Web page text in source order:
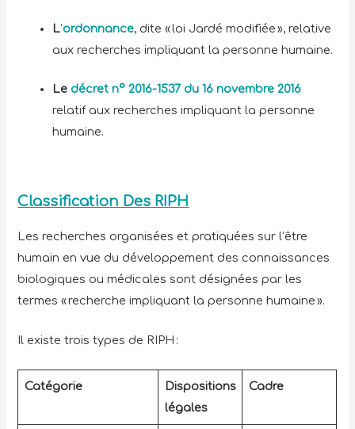
L’ordonnance, dite « loi Jardé modifiée », relative
aux recherches impliquant la personne humaine.
Ledécret n° 2016-1537 du 16 novembre 2016
relatif aux recherches impliquant la personne
humaine.
Classification Des RIPH
Les recherches organisées et pratiquées sur l’être
humain en vue du développement des connaissances
biologiques ou médicales sont désignées par les
termes « recherche impliquant la personne humaine ».
Il existe trois types de RIPH :
Catégorie
Dispositions
légales
Cadre